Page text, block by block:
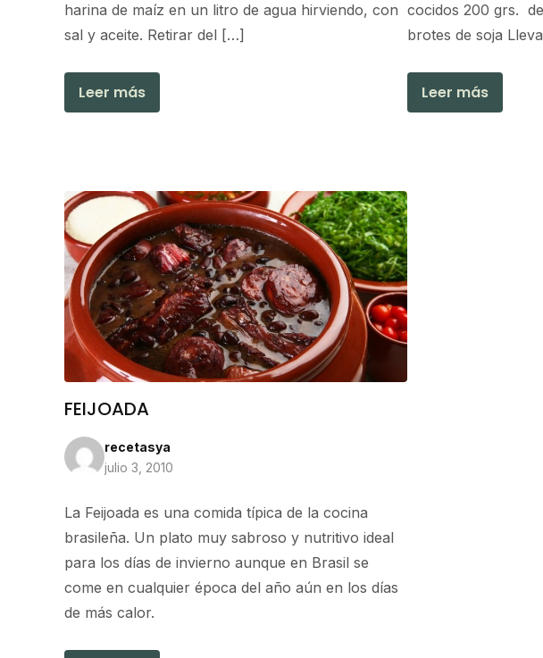
harina de maíz en un litro de agua hirviendo, con
sal y aceite. Retirar del […]
Leer más
cocidos 200 grs.
brotes de soja
Leer más
FEIJOADA
recetasya
julio 3, 2010
La Feijoada es una comida típica de la cocina
brasileña. Un plato muy sabroso y nutritivo ideal
para los días de invierno aunque en Brasil se
come en cualquier época del año aún en los días
de más calor.